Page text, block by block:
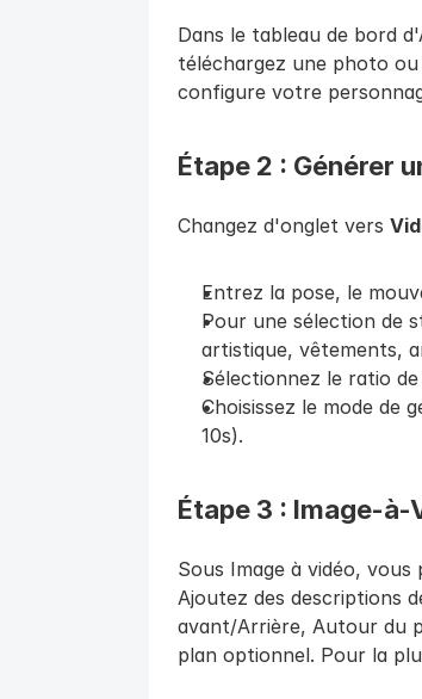
Dans le tableau de bord
téléchargez une photo
configure votre
Étape 2 : Générer
Changez d'onglet vers
Entrez la pose, le
Pour une sélection de
artistique, vêtements,
Sélectionnez le ratio de
Choisissez le mode de
10s).
Étape 3 : Image-
Sous Image à vidéo,
Ajoutez des descriptions
avant/Arrière, Autour du
plan optionnel. Pour la